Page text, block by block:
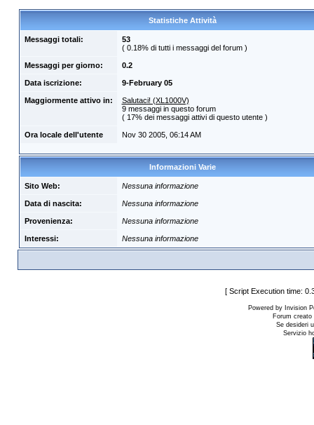
Statistiche Attività
Messaggi totali:
53
( 0.18% di tutti i messaggi del forum )
Messaggi per giorno: 0.2
Data iscrizione: 9-February 05
Maggiormente attivo in:
Salutaci! (XL1000V)
9 messaggi in questo forum
( 17% dei messaggi attivi di questo utente )
Ora locale dell'utente Nov 30 2005, 06:14 AM
Informazioni Varie
Sito Web: Nessuna informazione
Data di nascita: Nessuna informazione
Provenienza: Nessuna informazione
Interessi: Nessuna informazione
[ Script Execution time:
Powered by Invision
Forum
Se desideri
Servizio